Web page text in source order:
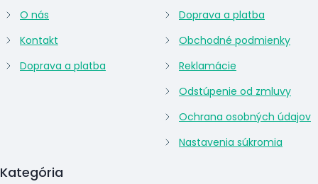
O nás
Kontakt
Doprava a platba
Kategória
Doprava a platba
Obchodné podmienky
Reklamácie
Odstúpenie od zmluvy
Ochrana osobných údajov
Nastavenia súkromia